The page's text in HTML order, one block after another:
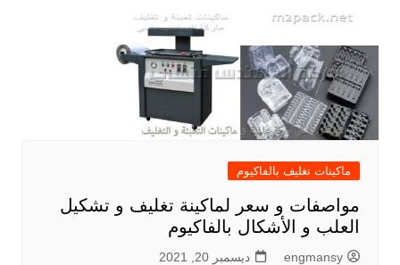
ماكينات تغليف بالفاكيوم
مواصفات و سعر لماكينة تغليف و تشكيل
العلب و الأشكال بالفاكيوم
engmansy ديسمبر 20, 2021